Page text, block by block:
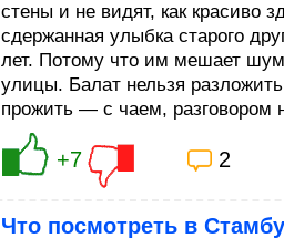
стены и не видят, как красиво
сдержанная улыбка старого
лет. Потому что им мешает
улицы. Балат нельзя
прожить — с чаем, разговором
+7 2
Что посмотреть в